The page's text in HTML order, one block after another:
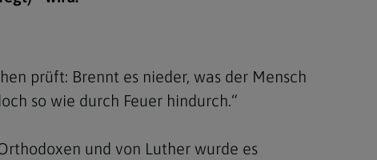
prüft: Brennt es nieder, was der Mensch
so wie durch Feuer hindurch.“
und von Luther wurde es